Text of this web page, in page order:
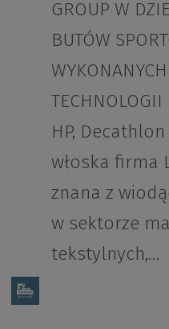
GROUP W
BUTÓW
TECHNOLOGII
HP,
włoska firma
znana z
w sektorze
tekstylnych,…